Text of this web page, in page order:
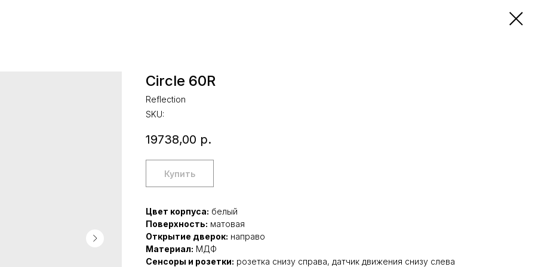
Circle 60R
Reflection
SKU:
19738,00 р.
Купить
Цвет корпуса: белый
Поверхность: матовая
Открытие дверок: направо
Материал: МДФ
Сенсоры и розетки: розетка снизу справа, датчик движения снизу слева